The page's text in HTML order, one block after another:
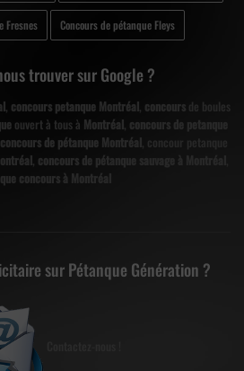
Fresnes Concours de pétanque Fleys
trouver sur Google ?
, concours petanque Montréal, concours de boules
ouvert à tous à Montréal, concours de petanque
concours de pétanque Montréal, concour petanque
, concours de pétanque sauvage à Montréal
concours à Montréal
sur Pétanque Génération ?